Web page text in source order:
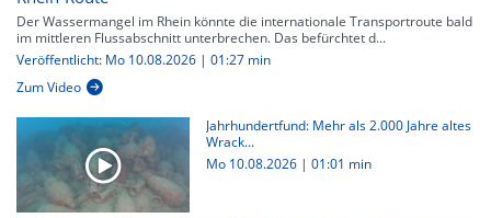
Der Wassermangel im Rhein könnte die internationale Transportroute bald
im mittleren Flussabschnitt unterbrechen. Das befürchtet d...
Veröffentlicht: Mo 10.08.2026 | 01:27 min
Zum Video
Jahrhundertfund: Mehr als 2.000 Jahre altes
Wrack...
Mo 10.08.2026 | 01:01 min